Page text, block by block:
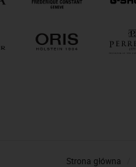
Strona główna